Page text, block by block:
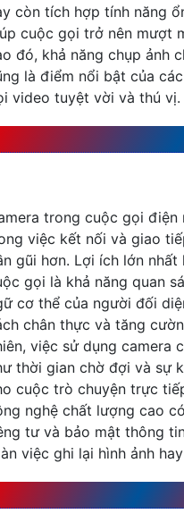
còn tích hợp tính năng
cuộc gọi trở nên mượt
đó, khả năng chụp ảnh
là điểm nổi bật của
video tuyệt vời và thú vị.
trong cuộc gọi
việc kết nối và giao
gũi hơn. Lợi ích lớn
gọi là khả năng quan
cơ thể của người đối
chân thực và tăng
việc sử dụng camera
thời gian chờ đợi và sự
cuộc trò chuyện trực
nghệ chất lượng cao
tư và bảo mật thông
việc ghi lại hình ảnh